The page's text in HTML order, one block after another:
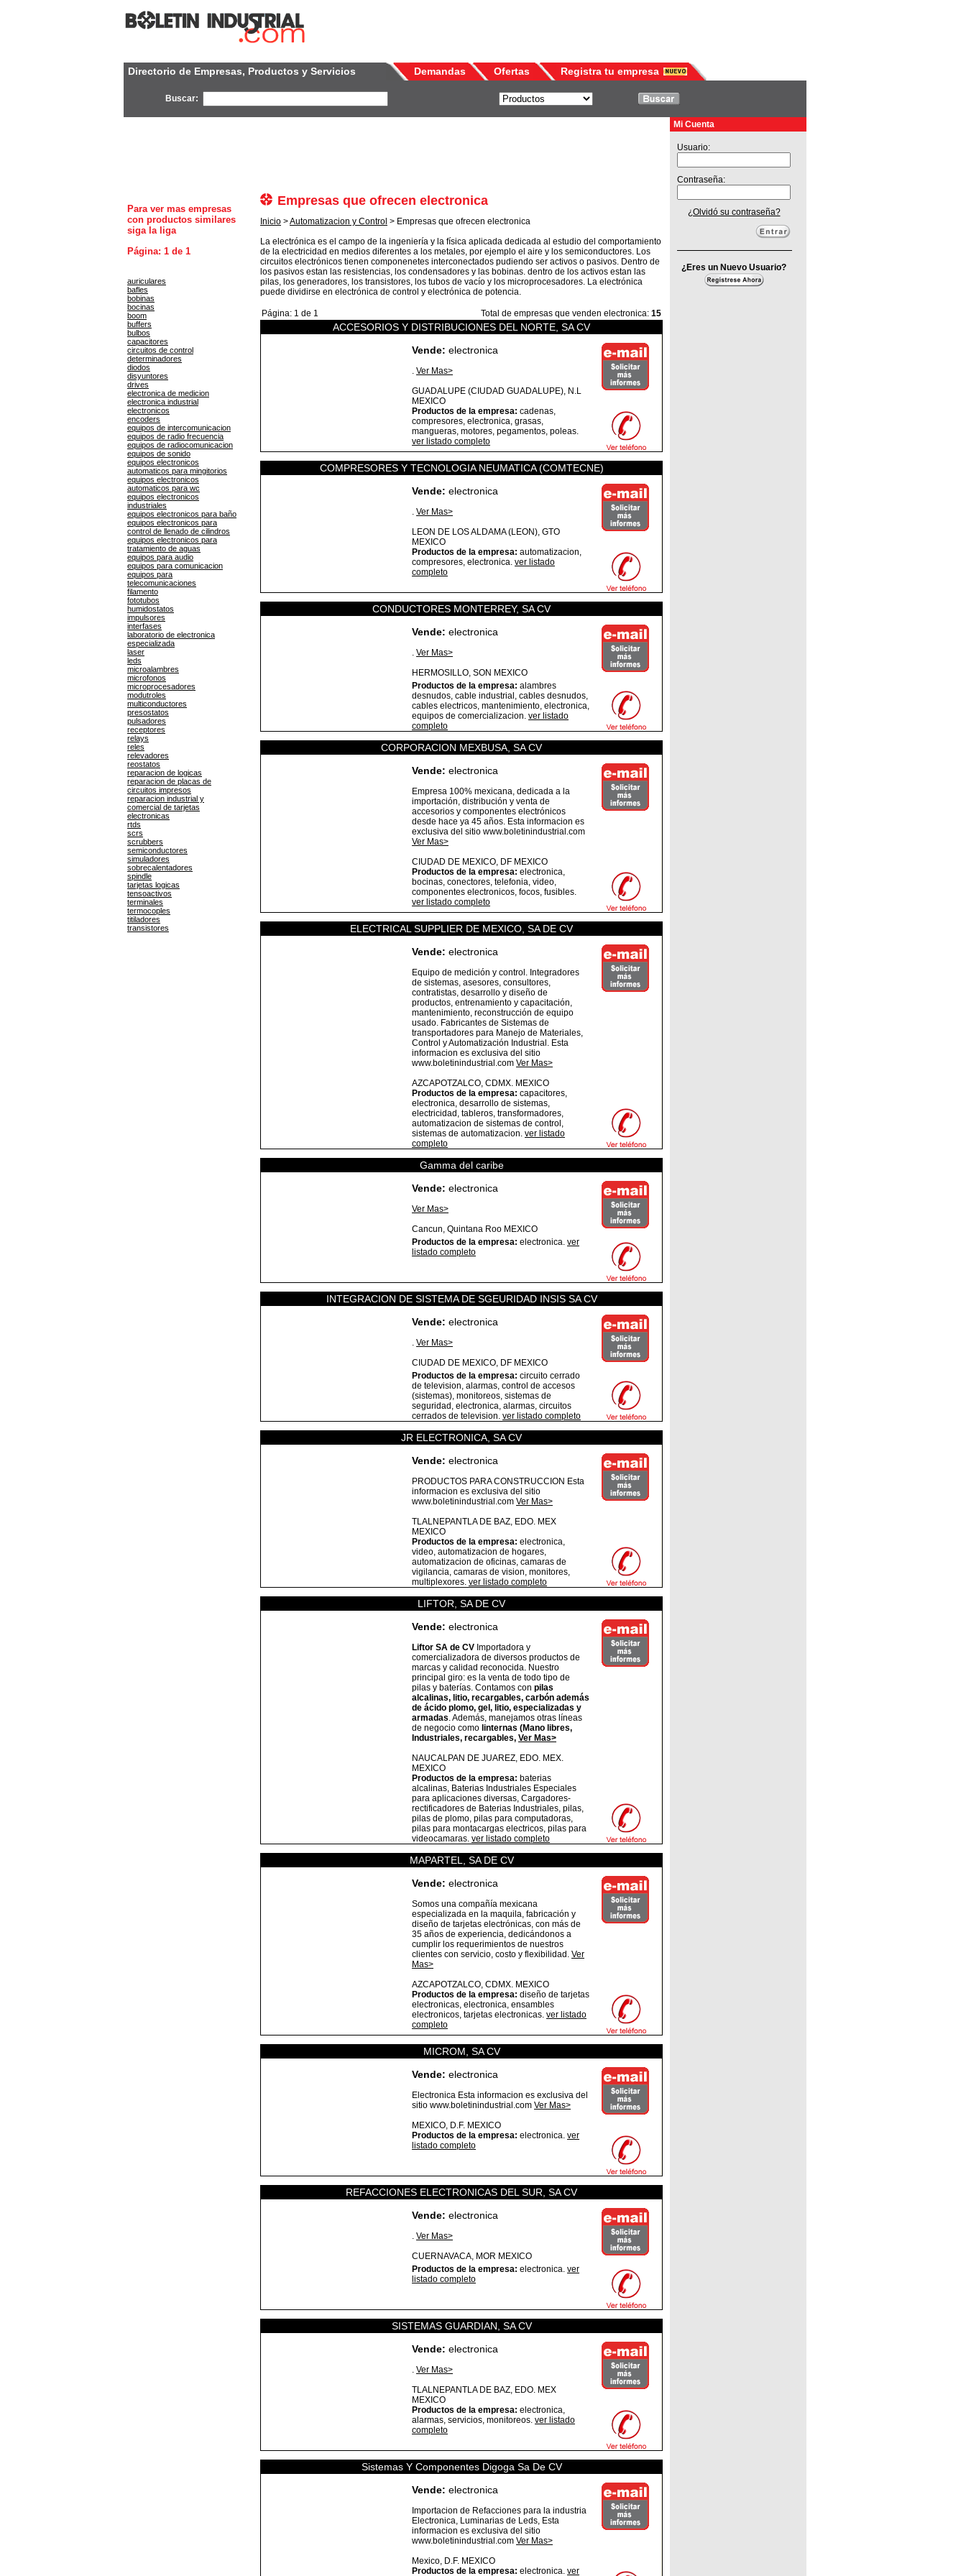
Directorio de Empresas, Productos y Servicios Demandas Ofertas Registra tu empresa
Buscar:
Mi Cuenta
Para ver mas empresas
con productos similares
siga la liga
Página: 1 de 1
auriculares
bafles
bobinas
bocinas
boom
buffers
bulbos
capacitores
circuitos de control
determinadores
diodos
disyuntores
drives
electronica de medicion
electronica industrial
electronicos
encoders
equipos de intercomunicacion
equipos de radio frecuencia
equipos de radiocomunicacion
equipos de sonido
equipos electronicos
automaticos para mingitorios
equipos electronicos
automaticos para wc
equipos electronicos
industriales
equipos electronicos para baño
equipos electronicos para
control de llenado de cilindros
equipos electronicos para
tratamiento de aguas
equipos para audio
equipos para comunicacion
equipos para
telecomunicaciones
filamento
fototubos
humidostatos
impulsores
interfases
laboratorio de electronica
especializada
laser
leds
microalambres
microfonos
microprocesadores
modutroles
multiconductores
presostatos
pulsadores
receptores
relays
reles
relevadores
reostatos
reparacion de logicas
reparacion de placas de
circuitos impresos
reparacion industrial y
comercial de tarjetas
electronicas
rtds
scrs
scrubbers
semiconductores
simuladores
sobrecalentadores
spindle
tarjetas logicas
tensoactivos
terminales
termocoples
titiladores
transistores
Empresas que ofrecen electronica
Inicio >Automatizacion y Control > Empresas que ofrecen electronica
La electrónica es el campo de la ingeniería y la física aplicada dedicada al estudio del comportamiento
de la electricidad en medios diferentes a los metales, por ejemplo el aire y los semiconductores. Los
circuitos electrónicos tienen componenetes interconectados pudiendo ser activos o pasivos. Dentro de
los pasivos estan las resistencias, los condensadores y las bobinas. dentro de los activos estan las
pilas, los generadores, los transistores, los tubos de vacío y los microprocesadores. La electrónica
puede dividirse en electrónica de control y electrónica de potencia.
Página: 1 de 1 Total de empresas que venden electronica: 15
ACCESORIOS Y DISTRIBUCIONES DEL NORTE, SA CV
Vende: electronica
. Ver Mas>
GUADALUPE (CIUDAD GUADALUPE), N.L
MEXICO
Productos de la empresa: cadenas,
compresores, electronica, grasas,
mangueras, motores, pegamentos, poleas.
ver listado completo
COMPRESORES Y TECNOLOGIA NEUMATICA (COMTECNE)
Vende: electronica
. Ver Mas>
LEON DE LOS ALDAMA (LEON), GTO
MEXICO
Productos de la empresa: automatizacion,
compresores, electronica. ver listado
completo
CONDUCTORES MONTERREY, SA CV
Vende: electronica
. Ver Mas>
HERMOSILLO, SON MEXICO
Productos de la empresa: alambres
desnudos, cable industrial, cables desnudos,
cables electricos, mantenimiento, electronica,
equipos de comercializacion. ver listado
completo
CORPORACION MEXBUSA, SA CV
Vende: electronica
Empresa 100% mexicana, dedicada a la
importación, distribución y venta de
accesorios y componentes electrónicos
desde hace ya 45 años. Esta informacion es
exclusiva del sitio www.boletinindustrial.com
Ver Mas>
CIUDAD DE MEXICO, DF MEXICO
Productos de la empresa: electronica,
bocinas, conectores, telefonia, video,
componentes electronicos, focos, fusibles.
ver listado completo
ELECTRICAL SUPPLIER DE MEXICO, SA DE CV
Vende: electronica
Equipo de medición y control. Integradores
de sistemas, asesores, consultores,
contratistas, desarrollo y diseño de
productos, entrenamiento y capacitación,
mantenimiento, reconstrucción de equipo
usado. Fabricantes de Sistemas de
transportadores para Manejo de Materiales,
Control y Automatización Industrial. Esta
informacion es exclusiva del sitio
www.boletinindustrial.com Ver Mas>
AZCAPOTZALCO, CDMX. MEXICO
Productos de la empresa: capacitores,
electronica, desarrollo de sistemas,
electricidad, tableros, transformadores,
automatizacion de sistemas de control,
sistemas de automatizacion. ver listado
completo
Gamma del caribe
Vende: electronica
Ver Mas>
Cancun, Quintana Roo MEXICO
Productos de la empresa: electronica. ver
listado completo
INTEGRACION DE SISTEMA DE SGEURIDAD INSIS SA CV
Vende: electronica
. Ver Mas>
CIUDAD DE MEXICO, DF MEXICO
Productos de la empresa: circuito cerrado
de television, alarmas, control de accesos
(sistemas), monitoreos, sistemas de
seguridad, electronica, alarmas, circuitos
cerrados de television. ver listado completo
JR ELECTRONICA, SA CV
Vende: electronica
PRODUCTOS PARA CONSTRUCCION Esta
informacion es exclusiva del sitio
www.boletinindustrial.com Ver Mas>
TLALNEPANTLA DE BAZ, EDO. MEX
MEXICO
Productos de la empresa: electronica,
video, automatizacion de hogares,
automatizacion de oficinas, camaras de
vigilancia, camaras de vision, monitores,
multiplexores. ver listado completo
LIFTOR, SA DE CV
Vende: electronica
Liftor SA de CV Importadora y
comercializadora de diversos productos de
marcas y calidad reconocida. Nuestro
principal giro: es la venta de todo tipo de
pilas y baterías. Contamos con pilas
alcalinas, litio, recargables, carbón además
de ácido plomo, gel, litio, especializadas y
armadas. Además, manejamos otras líneas
de negocio como linternas (Mano libres,
Industriales, recargables, Ver Mas>
NAUCALPAN DE JUAREZ, EDO. MEX.
MEXICO
Productos de la empresa: baterias
alcalinas, Baterias Industriales Especiales
para aplicaciones diversas, Cargadores-
rectificadores de Baterias Industriales, pilas,
pilas de plomo, pilas para computadoras,
pilas para montacargas electricos, pilas para
videocamaras. ver listado completo
MAPARTEL, SA DE CV
Vende: electronica
Somos una compañía mexicana
especializada en la maquila, fabricación y
diseño de tarjetas electrónicas, con más de
35 años de experiencia, dedicándonos a
cumplir los requerimientos de nuestros
clientes con servicio, costo y flexibilidad. Ver
Mas>
AZCAPOTZALCO, CDMX. MEXICO
Productos de la empresa: diseño de tarjetas
electronicas, electronica, ensambles
electronicos, tarjetas electronicas. ver listado
completo
MICROM, SA CV
Vende: electronica
Electronica Esta informacion es exclusiva del
sitio www.boletinindustrial.com Ver Mas>
MEXICO, D.F. MEXICO
Productos de la empresa: electronica. ver
listado completo
REFACCIONES ELECTRONICAS DEL SUR, SA CV
Vende: electronica
. Ver Mas>
CUERNAVACA, MOR MEXICO
Productos de la empresa: electronica. ver
listado completo
SISTEMAS GUARDIAN, SA CV
Vende: electronica
. Ver Mas>
TLALNEPANTLA DE BAZ, EDO. MEX
MEXICO
Productos de la empresa: electronica,
alarmas, servicios, monitoreos. ver listado
completo
Sistemas Y Componentes Digoga Sa De CV
Vende: electronica
Importacion de Refacciones para la industria
Electronica, Luminarias de Leds, Esta
informacion es exclusiva del sitio
www.boletinindustrial.com Ver Mas>
Mexico, D.F. MEXICO
Productos de la empresa: electronica. ver
Usuario:
Contraseña:
¿Olvidó su contraseña?
¿Eres un Nuevo Usuario?